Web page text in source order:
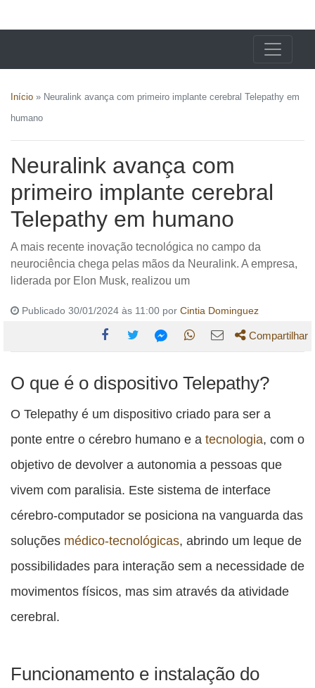
Início » Neuralink avança com primeiro implante cerebral Telepathy em
humano
Neuralink avança com
primeiro implante cerebral
Telepathy em humano
A mais recente inovação tecnológica no campo da
neurociência chega pelas mãos da Neuralink. A empresa,
liderada por Elon Musk, realizou um
Publicado 30/01/2024 às 11:00 por Cintia Dominguez
esta
com
Facebook
esta
com
Twitter
esta
Messenger
esta
com
WhatsApp
esta
com
Email
Compartilhar
O que é o dispositivo Telepathy?
O Telepathy é um dispositivo criado para ser a
ponte entre o cérebro humano e a tecnologia, com o
objetivo de devolver a autonomia a pessoas que
vivem com paralisia. Este sistema de interface
cérebro-computador se posiciona na vanguarda das
soluções médico-tecnológicas, abrindo um leque de
possibilidades para interação sem a necessidade de
movimentos físicos, mas sim através da atividade
cerebral.
Funcionamento e instalação do